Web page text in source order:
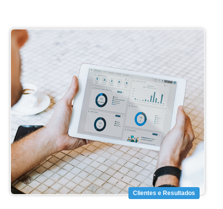
Clientes e Resultados